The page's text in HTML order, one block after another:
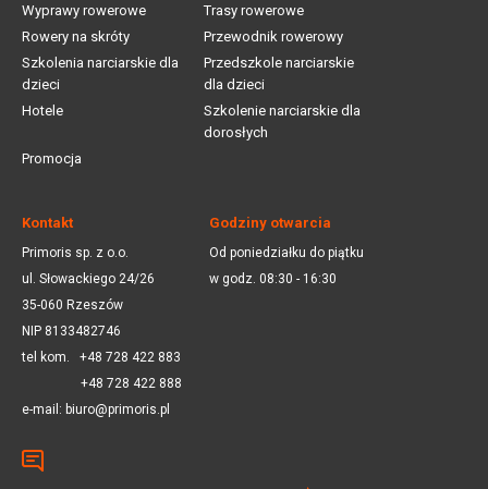
Wyprawy rowerowe
Trasy rowerowe
Rowery na skróty
Przewodnik rowerowy
Szkolenia narciarskie dla
dzieci
Przedszkole narciarskie
dla dzieci
Hotele
Szkolenie narciarskie dla
dorosłych
Promocja
Kontakt
Primoris sp. z o.o.
ul. Słowackiego 24/26
35-060 Rzeszów
NIP 8133482746
tel kom. +48 728 422 883
+48 728 422 888
e-mail: biuro@primoris.pl
Godziny otwarcia
Od poniedziałku do piątku
w godz. 08:30 - 16:30